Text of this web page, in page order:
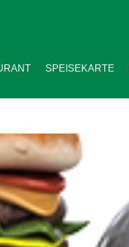
SPEISEKARTE